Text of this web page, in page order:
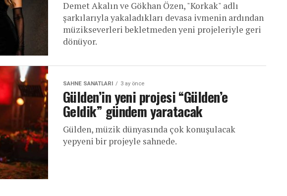
Demet Akalın ve Gökhan Özen, "Korkak" adlı
şarkılarıyla yakaladıkları devasa ivmenin ardından
müzikseverleri bekletmeden yeni projeleriyle geri
dönüyor.
SAHNE SANATLARI 3 ay önce
Gülden’in yeni projesi “Gülden’e
Geldik” gündem yaratacak
Gülden, müzik dünyasında çok konuşulacak
yepyeni bir projeyle sahnede.